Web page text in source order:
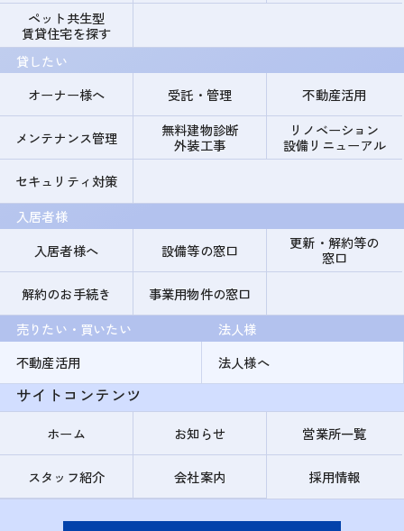
ペット共生型
賃貸住宅を探す
貸したい
オーナー様へ
受託・管理 不動産活用
メンテナンス管理
無料建物診断
外装工事
リノベーション
設備リニューアル
セキュリティ対策
入居者様
入居者様へ
設備等の窓口
更新・解約等の
窓口
解約のお手続き
事業用物件の窓口
売りたい・買いたい
不動産活用
法人様
法人様へ
サイトコンテンツ
ホーム お知らせ 営業所一覧
スタッフ紹介 会社案内 採用情報